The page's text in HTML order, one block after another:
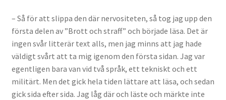
– Så för att slippa den där nervositeten, så tog jag upp den
första delen av ”Brott och straff” och började läsa. Det är
ingen svår litterär text alls, men jag minns att jag hade
väldigt svårt att ta mig igenom den första sidan. Jag var
egentligen bara van vid två språk, ett tekniskt och ett
militärt. Men det gick hela tiden lättare att läsa, och sedan
gick sida efter sida. Jag låg där och läste och märkte inte